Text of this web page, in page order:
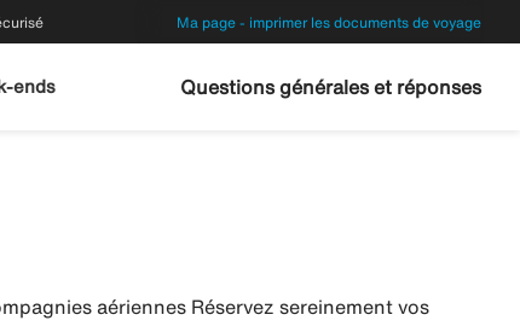
Ma page - imprimer les documents de voyage
ends Questions générales et réponses
aériennes Réservez sereinement vos